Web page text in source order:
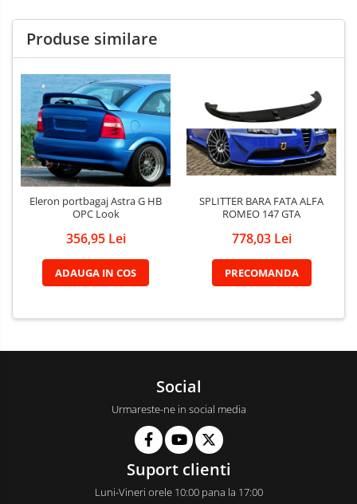
Produse similare
Eleron portbagaj Astra G HB
OPC Look
356,95 Lei
ADAUGA IN COS
SPLITTER BARA FATA ALFA
ROMEO 147 GTA
778,03 Lei
PRECOMANDA
Social
Urmareste-ne in social media
Suport clienti
Luni-Vineri orele 10:00 pana la 17:00